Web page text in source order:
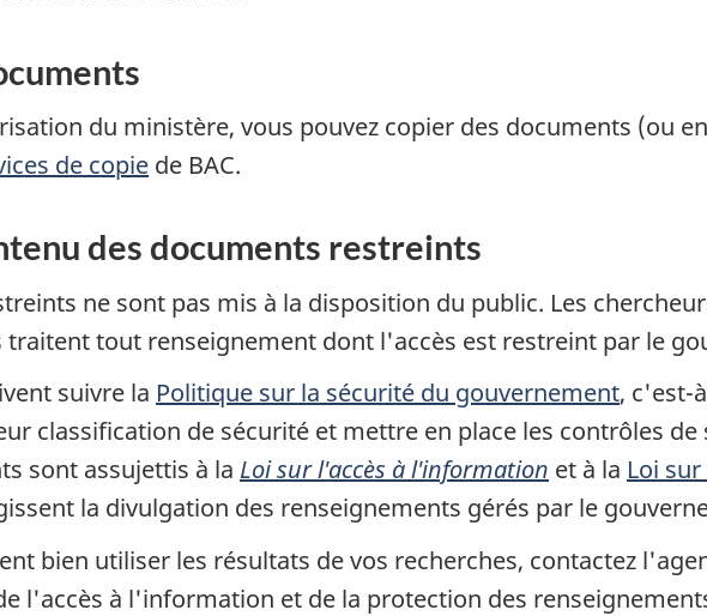
du ministère, vous pouvez copier des documents (ou
de copie de BAC.
des documents restreints
ne sont pas mis à la disposition du public. Les
tout renseignement dont l'accès est restreint par le
suivre la Politique sur la sécurité du gouvernement, c'est-
classification de sécurité et mettre en place les contrôles
sont assujettis à la Loi sur l'accès à l'information et à la Loi
la divulgation des renseignements gérés par le
bien utiliser les résultats de vos recherches, contactez
l'accès à l'information et de la protection des